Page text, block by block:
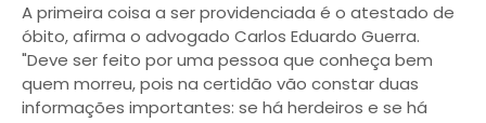
A primeira coisa a ser providenciada é o atestado de
óbito, afirma o advogado Carlos Eduardo Guerra.
"Deve ser feito por uma pessoa que conheça bem
quem morreu, pois na certidão vão constar duas
informações importantes: se há herdeiros e se há